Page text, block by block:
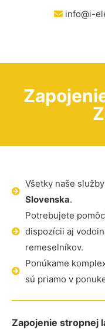
info@i-
Všetky naše
Slovenska.
Potrebujete
dispozícii aj
remeselníkov.
Ponúkame
sú priamo v
Zapojenie stropnej